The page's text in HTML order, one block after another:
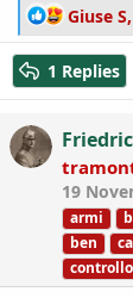
R
e
a
c
t
i
o
n
s
:
Giuse S,
1 Replies
19
armi
ben
controllo